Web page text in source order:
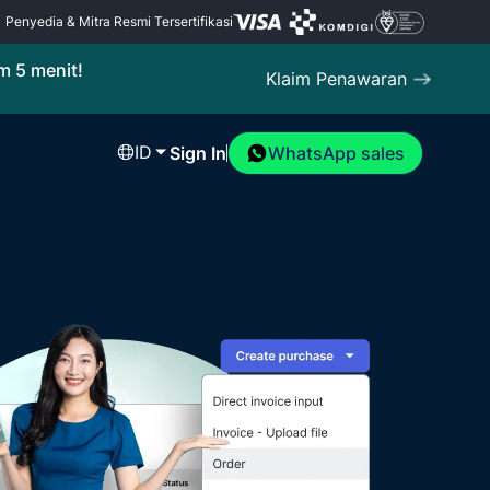
Penyedia & Mitra Resmi Tersertifikasi
5 menit! Klaim Penawaran
ID Sign In WhatsApp sales